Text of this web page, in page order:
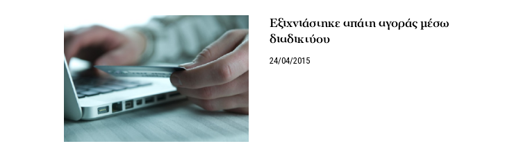
Εξιχνιάστηκε απάτη αγοράς μέσω
διαδικτύου
24/04/2015